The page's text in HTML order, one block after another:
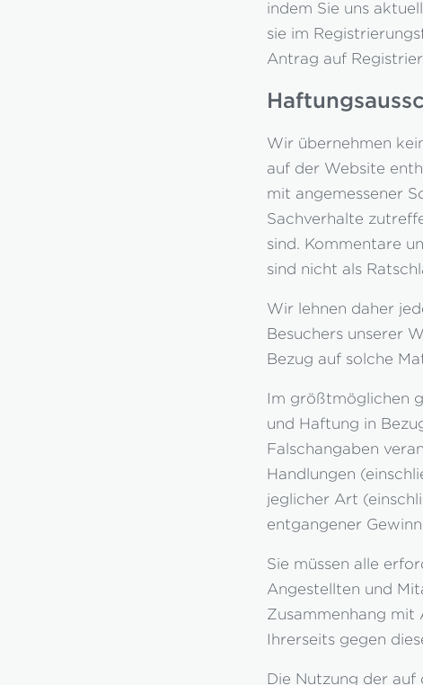
indem Sie uns
sie im
Antrag auf
Wir übernehmen
auf der Website
mit angemessener
Sachverhalte
sind. Kommentare
sind nicht als
Wir lehnen daher
Besuchers unserer
Bezug auf solche
Im größtmöglichen
und Haftung in
Falschangaben
Handlungen
jeglicher Art
entgangener
Sie müssen alle
Angestellten und
Zusammenhang mit
Ihrerseits gegen
Die Nutzung der